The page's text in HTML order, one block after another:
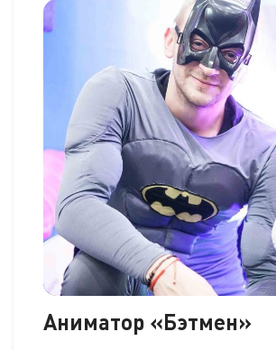
Аниматор «Бэтмен»